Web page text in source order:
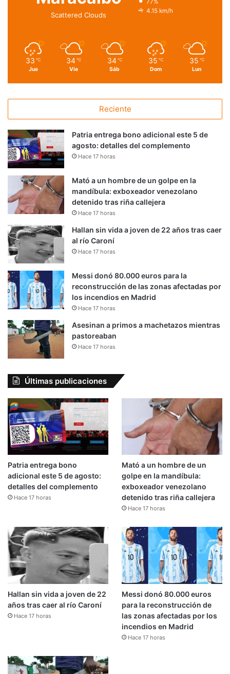
Scattered Clouds
4.15 km/h
33 ℃
Jue
34 ℃
Vie
34 ℃
Sáb
35 ℃
Dom
35 ℃
Lun
Reciente
Patria entrega bono adicional este 5 de
agosto: detalles del complemento
Hace 17 horas
Mató a un hombre de un golpe en la
mandíbula: exboxeador venezolano
detenido tras riña callejera
Hace 17 horas
Hallan sin vida a joven de 22 años tras caer
al río Caroní
Hace 17 horas
Messi donó 80.000 euros para la
reconstrucción de las zonas afectadas por
los incendios en Madrid
Hace 17 horas
Asesinan a primos a machetazos mientras
pastoreaban
Hace 17 horas
Últimas publicaciones
Patria entrega bono
adicional este 5 de agosto:
detalles del complemento
Hace 17 horas
Mató a un hombre de un
golpe en la mandíbula:
exboxeador venezolano
detenido tras riña callejera
Hace 17 horas
Hallan sin vida a joven de 22
años tras caer al río Caroní
Hace 17 horas
Messi donó 80.000 euros
para la reconstrucción de
las zonas afectadas por los
incendios en Madrid
Hace 17 horas